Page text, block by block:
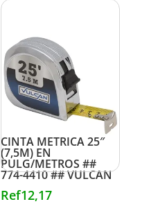
CINTA METRICA 25″
(7,5M) EN
PULG/METROS ##
774-4410 ## VULCAN
Ref12,17